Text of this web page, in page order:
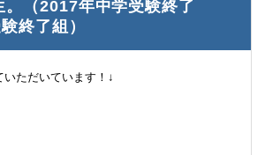
。（2017年中学受験終了
終了組）
ただいています！↓